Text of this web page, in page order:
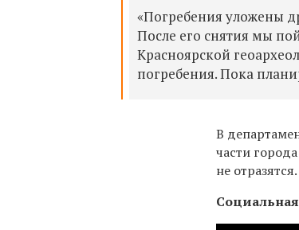
«Погребения уложены
После его снятия мы
Красноярской
погребения. Пока
В
части
не отразятся.